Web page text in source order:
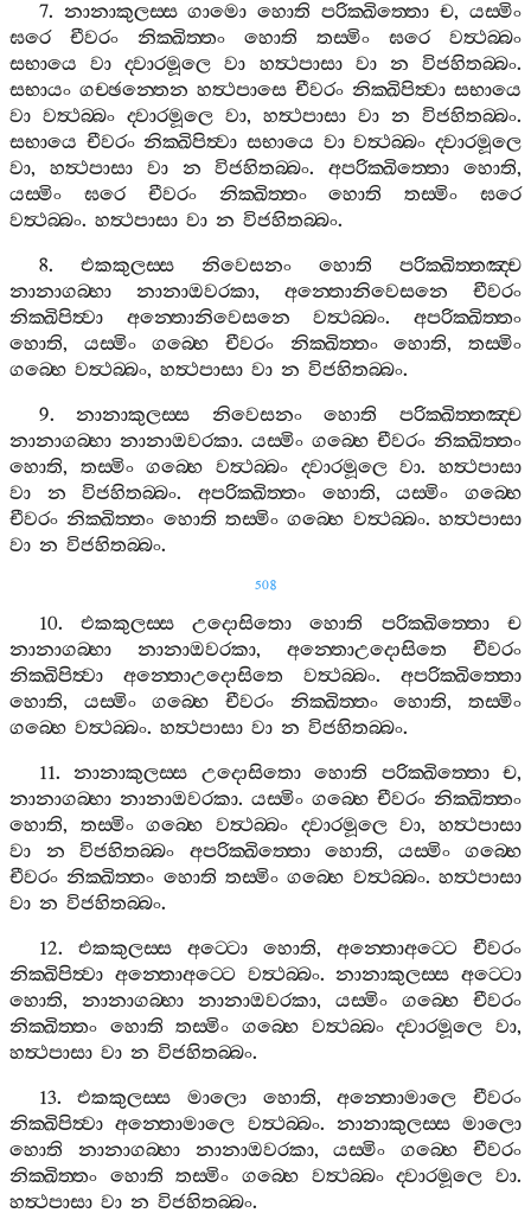
7. නානාකුලස‍්ස ගාමො හොති පරික‍්ඛිත‍්තො ච,යස‍්මිං
ඝරෙ
චීවරං නික‍්ඛිත‍්තං හොති තස‍්මිං ඝරෙ
වත්‍ථබ‍්බං
සභායෙ
වා ද‍්වාරමූලෙ වා හත්‍ථපාසා වා න විජහිතබ‍්බං.
සභායං ගච‍්ඡන‍්තෙන හත්‍ථපාසෙ චීවරං නික‍්ඛිපිත්‍වා සභායෙ
වා වත්‍ථබ‍්බං ද‍්වාරමූලෙ වා, හත්‍ථපාසා වා න විජහිතබ‍්බං.
සභායෙ චීවරං නික‍්ඛිපිත්‍වා සභායෙ වා වත්‍ථබ‍්බං ද‍්වාරමූලෙ
වා, හත්‍ථපාසා වා න විජහිතබ‍්බං.අපරික‍්ඛිත‍්තො හොති,
යස‍්මිං
ඝරෙ චීවරං නික‍්ඛිත‍්තං හොති තස‍්මිං
ඝරෙ
වත්‍ථබ‍්බං. හත්‍ථපාසා වා න විජහිතබ‍්බං.
8. එකකුලස‍්ස නිවෙසනං හොති
පරික‍්ඛිත‍්තඤ‍්ච
නානාගබ‍්භා
නානාඔවරකා, අන‍්තොනිවෙසනෙ
චීවරං
නික‍්ඛිපිත්‍වා
අන‍්තොනිවෙසනෙ වත්‍ථබ‍්බං.අපරික‍්ඛිත‍්තං
හොති, යස‍්මිං ගබ‍්භෙ චීවරං නික‍්ඛිත‍්තං හොති,තස‍්මිං
ගබ‍්භෙ වත්‍ථබ‍්බං, හත්‍ථපාසා වා න විජහිතබ‍්බං.
9.නානාකුලස‍්ස නිවෙසනං හොති
පරික‍්ඛිත‍්තඤ‍්ච
නානාගබ‍්භා නානාඔවරකා. යස‍්මිං ගබ‍්භෙ චීවරං නික‍්ඛිත‍්තං
හොති, තස‍්මිං ගබ‍්භෙ වත්‍ථබ‍්බං ද‍්වාරමූලෙ වා.හත්‍ථපාසා
වා
න විජහිතබ‍්බං.අපරික‍්ඛිත‍්තං හොති,යස‍්මිං
ගබ‍්භෙ
චීවරං නික‍්ඛිත‍්තං හොති තස‍්මිං ගබ‍්භෙ වත්‍ථබ‍්බං.හත්‍ථපාසා
වා න විජහිතබ‍්බං.
508
10. එකකුලස‍්ස උදොසිතො හොති පරික‍්ඛිත‍්තො
ච
නානාගබ‍්භා
නානාඔවරකා, අන‍්තොඋදොසිතෙ
චීවරං
නික‍්ඛිපිත්‍වා
අන‍්තොඋදොසිතෙ වත්‍ථබ‍්බං. අපරික‍්ඛිත‍්තො
හොති, යස‍්මිං ගබ‍්භෙ චීවරං නික‍්ඛිත‍්තං හොති,තස‍්මිං
ගබ‍්භෙ වත්‍ථබ‍්බං. හත්‍ථපාසා වා න විජහිතබ‍්බං.
11.නානාකුලස‍්ස උදොසිතො හොති පරික‍්ඛිත‍්තො ච,
නානාගබ‍්භා නානාඔවරකා. යස‍්මිං ගබ‍්භෙ චීවරං නික‍්ඛිත‍්තං
හොති, තස‍්මිං ගබ‍්භෙ වත්‍ථබ‍්බං ද‍්වාරමූලෙ වා,හත්‍ථපාසා
වා
න විජහිතබ‍්බං අපරික‍්ඛිත‍්තො හොති, යස‍්මිං
ගබ‍්භෙ
චීවරං නික‍්ඛිත‍්තං හොති තස‍්මිං ගබ‍්භෙ වත්‍ථබ‍්බං.හත්‍ථපාසා
වා න විජහිතබ‍්බං.
12. එකකුලස‍්ස අට‍්ටො හොති, අන‍්තොඅට‍්ටෙ
චීවරං
නික‍්ඛිපිත්‍වා අන‍්තොඅට‍්ටෙ වත්‍ථබ‍්බං.නානාකුලස‍්ස අට‍්ටො
හොති, නානාගබ‍්භා නානාඔවරකා, යස‍්මිං ගබ‍්භෙ
චීවරං
නික‍්ඛිත‍්තං හොති තස‍්මිං ගබ‍්භෙ වත්‍ථබ‍්බං ද‍්වාරමූලෙ වා,
හත්‍ථපාසා වා න විජහිතබ‍්බං.
13.එකකුලස‍්ස මාලො හොති,අන‍්තොමාලෙ
චීවරං
නික‍්ඛිපිත්‍වා අන‍්තොමාලෙ වත්‍ථබ‍්බං. නානාකුලස‍්ස මාලො
හොති
නානාගබ‍්භා නානාඔවරකා,යස‍්මිං ගබ‍්භෙ
චීවරං
නික‍්ඛිත‍්තං හොති තස‍්මිං ගබ‍්භෙ වත්‍ථබ‍්බං ද‍්වාරමූලෙ වා.
හත්‍ථපාසා වා න විජහිතබ‍්බං.